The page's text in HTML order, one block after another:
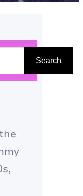
Search